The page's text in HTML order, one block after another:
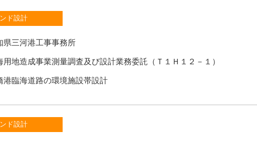
ド設計
県三河港工事事務所
用地造成事業測量調査及び設計業務委託（Ｔ１Ｈ１２－１）
港臨海道路の環境施設帯設計
ド設計